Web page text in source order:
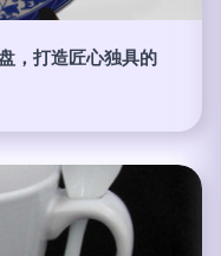
，打造匠心独具的